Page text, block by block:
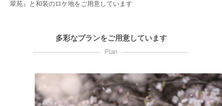
翠苑』と和装のロケ地をご用意しています
多彩なプランをご用意しています
Plan